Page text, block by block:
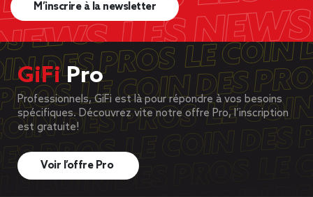
M’inscrire à la newsletter
GiFiPro
Professionnels, GiFi est là pour répondre à vos besoins
spécifiques. Découvrez vite notre offre Pro, l’inscription
est gratuite!
Voir l’offre Pro